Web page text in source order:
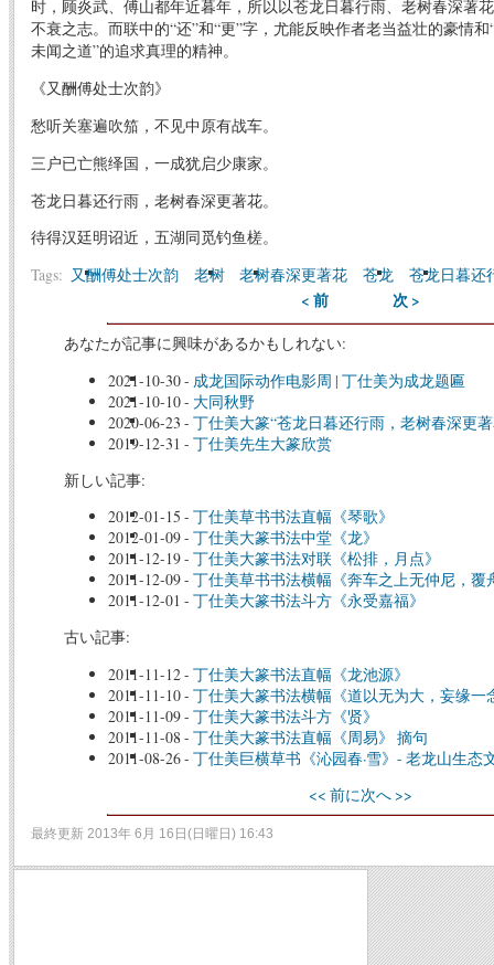
时，顾炎武、傅山都年近暮年，所以以苍龙日暮行雨、老树春深著
不衰之志。而联中的“还”和“更”字，尤能反映作者老当益壮的豪情
未闻之道”的追求真理的精神。
《又酬傅处士次韵》
愁听关塞遍吹笳，不见中原有战车。
三户已亡熊绎国，一成犹启少康家。
苍龙日暮还行雨，老树春深更著花。
待得汉廷明诏近，五湖同觅钓鱼槎。
Tags: 又酬傅处士次韵 老树 老树春深更著花 苍龙 苍龙日暮还
< 前 次 >
あなたが記事に興味があるかもしれない:
2021-10-30- 成龙国际动作电影周 | 丁仕美为成龙题匾
2021-10-10- 大同秋野
2020-06-23 - 丁仕美大篆“苍龙日暮还行雨，老树春深更
2019-12-31 - 丁仕美先生大篆欣赏
新しい記事:
2012-01-15 - 丁仕美草书书法直幅《琴歌》
2012-01-09- 丁仕美大篆书法中堂《龙》
2011-12-19- 丁仕美大篆书法对联《松排，月点》
2011-12-09- 丁仕美草书书法横幅《奔车之上无仲尼，覆
2011-12-01 - 丁仕美大篆书法斗方《永受嘉福》
古い記事:
2011-11-12- 丁仕美大篆书法直幅《龙池源》
2011-11-10- 丁仕美大篆书法横幅《道以无为大，妄缘一
2011-11-09- 丁仕美大篆书法斗方《贤》
2011-11-08 - 丁仕美大篆书法直幅《周易》 摘句
2011-08-26- 丁仕美巨横草书《沁园春·雪》- 老龙山生态
<< 前に次へ >>
最終更新 2013年 6月 16日(日曜日) 16:43